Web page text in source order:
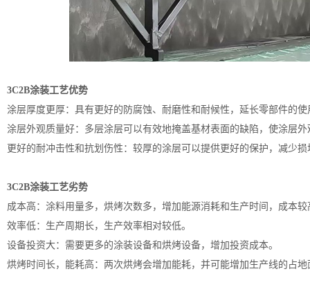
3C2B涂装工艺优势
涂层厚度更厚：具有更好的防腐蚀、耐磨性和耐候性，延长零部件的使
涂层外观质量好：多层涂层可以有效地掩盖基材表面的缺陷，使涂层
更好的耐冲击性和抗划伤性：较厚的涂层可以提供更好的保护，减少
3C2B涂装工艺劣势
成本高：涂料用量多，烘烤次数多，增加能源消耗和生产时间，成本较
效率低：生产周期长，生产效率相对较低。
设备投资大：需要更多的涂装设备和烘烤设备，增加投资成本。
烘烤时间长，能耗高：两次烘烤会增加能耗，并可能增加生产线的占地